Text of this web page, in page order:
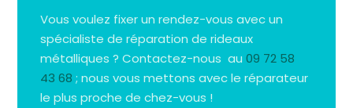
Vous voulez fixer un rendez-vous avec un
spécialiste de réparation de rideaux
métalliques ? Contactez-nous au09 72 58
43 68 ; nous vous mettons avec le réparateur
le plus proche de chez-vous !